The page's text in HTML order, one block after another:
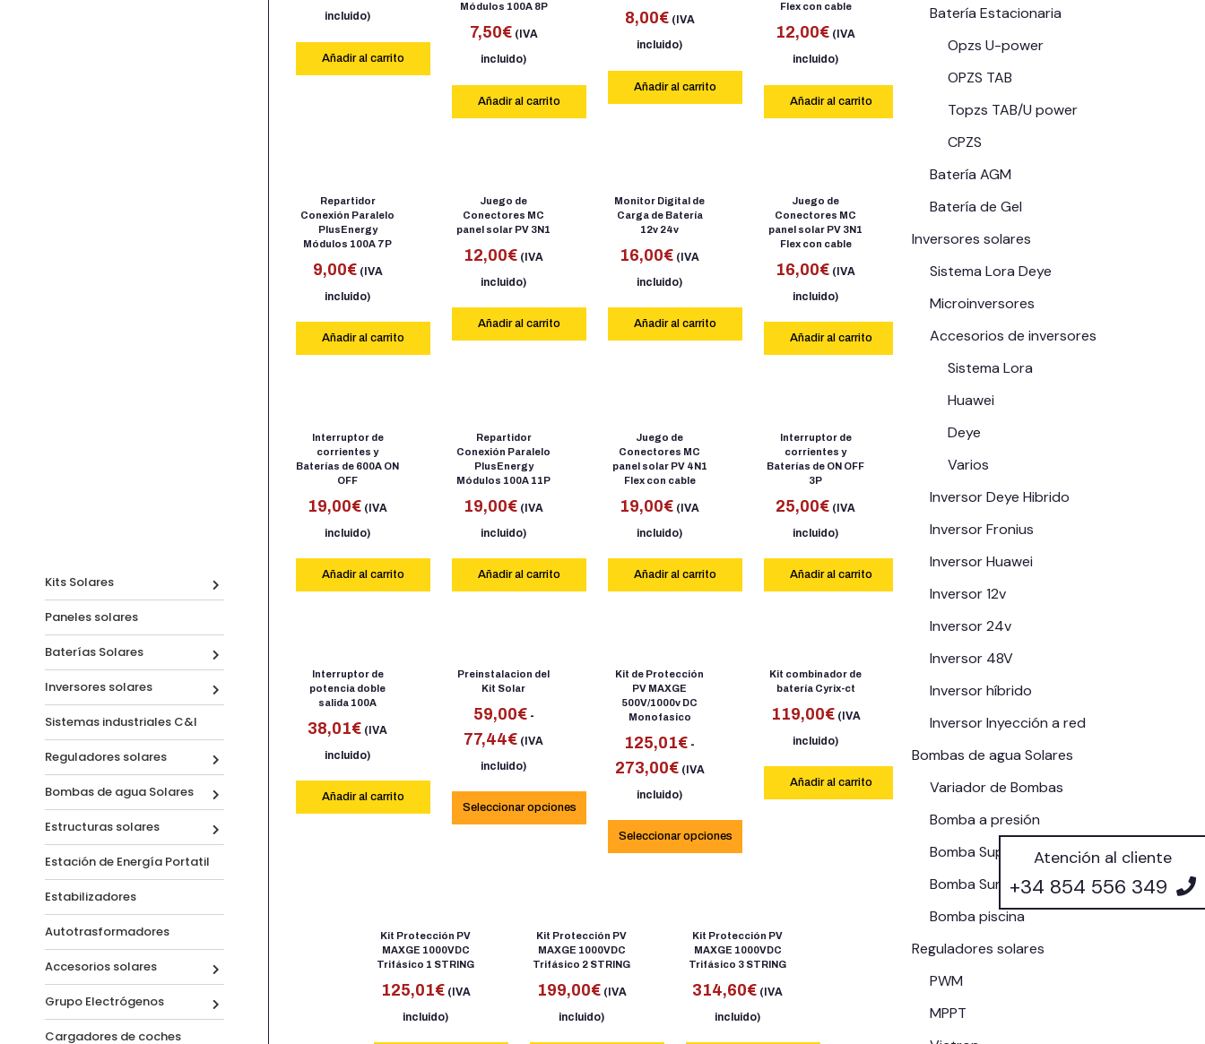
Kits Solares
Paneles solares
Baterías Solares
Inversores solares
Sistemas industriales C&I
Reguladores solares
Bombas de agua Solares
Estructuras solares
Estación de Energía Portatil
Estabilizadores
Autotrasformadores
Accesorios solares
Grupo Electrógenos
Cargadores de coches
incluido)
Añadir al carrito
Módulos 100A 8P
7,50€ (IVA
incluido)
Añadir al carrito
8,00€ (IVA
incluido)
Añadir al carrito
Flex con cable
12,00€ (IVA
incluido)
Añadir al carrito
Repartidor
Conexión Paralelo
PlusEnergy
Módulos 100A 7P
9,00€ (IVA
incluido)
Añadir al carrito
Juego de
Conectores MC
panel solar PV 3N1
12,00€ (IVA
incluido)
Añadir al carrito
Monitor Digital de
Carga de Batería
12v 24v
16,00€ (IVA
incluido)
Añadir al carrito
Juego de
Conectores MC
panel solar PV 3N1
Flex con cable
16,00€ (IVA
incluido)
Añadir al carrito
Interruptor de
corrientes y
Baterías de 600A ON
OFF
19,00€ (IVA
incluido)
Añadir al carrito
Repartidor
Conexión Paralelo
PlusEnergy
Módulos 100A 11P
19,00€ (IVA
incluido)
Añadir al carrito
Juego de
Conectores MC
panel solar PV 4N1
Flex con cable
19,00€ (IVA
incluido)
Añadir al carrito
Interruptor de
corrientes y
Baterías de ON OFF
3P
25,00€ (IVA
incluido)
Añadir al carrito
Interruptor de
potencia doble
salida 100A
38,01€ (IVA
incluido)
Añadir al carrito
Preinstalacion del
Kit Solar
59,00€ -
77,44€ (IVA
incluido)
Seleccionar opciones
Kit de Protección
PV MAXGE
500V/1000v DC
Monofasico
125,01€ -
273,00€ (IVA
incluido)
Seleccionar opciones
Kit combinador de
batería Cyrix-ct
119,00€ (IVA
incluido)
Añadir al carrito
Kit Protección PV
MAXGE 1000VDC
Trifásico 1 STRING
125,01€ (IVA
incluido)
Kit Protección PV
MAXGE 1000VDC
Trifásico 2 STRING
199,00€ (IVA
incluido)
Kit Protección PV
MAXGE 1000VDC
Trifásico 3 STRING
314,60€ (IVA
incluido)
Batería Estacionaria
Opzs U-power
OPZS TAB
Topzs TAB/U power
CPZS
Batería AGM
Batería de Gel
Inversores solares
Sistema Lora Deye
Microinversores
Accesorios de inversores
Sistema Lora
Huawei
Deye
Varios
Inversor Deye Hibrido
Inversor Fronius
Inversor Huawei
Inversor 12v
Inversor 24v
Inversor 48V
Inversor híbrido
Inversor Inyección a red
Bombas de agua Solares
Variador de Bombas
Bomba a presión
Bomba Superficie Horizontal
Bomba Sumergible
Bomba piscina
Reguladores solares
PWM
MPPT
Atención al cliente
+34 854 556 349